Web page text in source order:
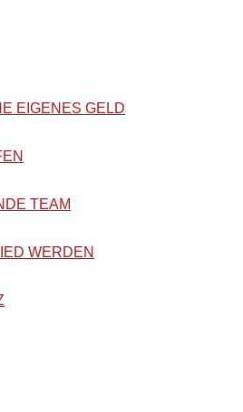
EIGENES GELD
TEAM
WERDEN